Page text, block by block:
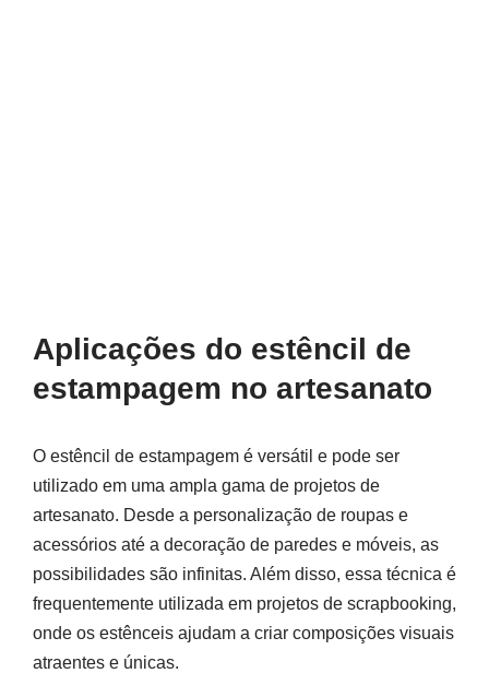
Aplicações do estêncil de
estampagem no artesanato
O estêncil de estampagem é versátil e pode ser
utilizado em uma ampla gama de projetos de
artesanato. Desde a personalização de roupas e
acessórios até a decoração de paredes e móveis, as
possibilidades são infinitas. Além disso, essa técnica é
frequentemente utilizada em projetos de scrapbooking,
onde os estênceis ajudam a criar composições visuais
atraentes e únicas.